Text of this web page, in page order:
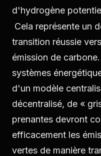
d'hydrogène
Cela représente un
transition réussie
émission de
systèmes
d'un modèle
décentralisé, de «
prenantes devront
efficacement les
vertes de manière